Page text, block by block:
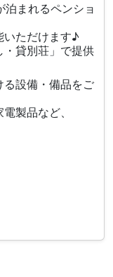
まれるペンショ
いただけます♪
貸別荘」で提供
る設備・備品をご
製品など、